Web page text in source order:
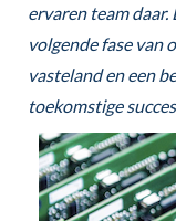
ervaren team daar.
volgende fase van
vasteland en een
toekomstige